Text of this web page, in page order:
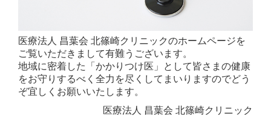
ダイエット外来
自由診療・料金表
医療法人 昌葉会 北篠崎クリニックのホームページを
ご覧いただきまして有難うございます。
地域に密着した「かかりつけ医」として皆さまの健康
をお守りするべく全力を尽くしてまいりますのでどう
ぞ宜しくお願いいたします。
医療法人 昌葉会 北篠崎クリニック